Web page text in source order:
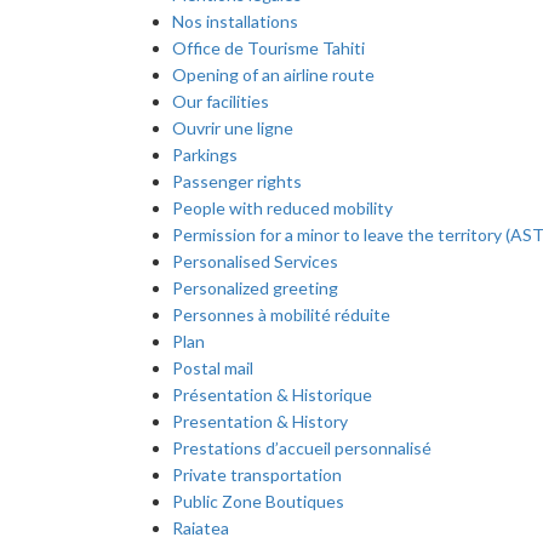
Nos installations
Office de Tourisme Tahiti
Opening of an airline route
Our facilities
Ouvrir une ligne
Parkings
Passenger rights
People with reduced mobility
Permission for a minor to leave the territory
Personalised Services
Personalized greeting
Personnes à mobilité réduite
Plan
Postal mail
Présentation & Historique
Presentation & History
Prestations d’accueil personnalisé
Private transportation
Public Zone Boutiques
Raiatea